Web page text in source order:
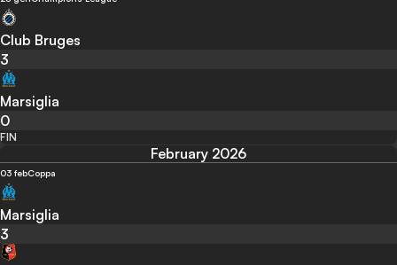
Club Bruges
3
Marsiglia
0
FIN
February 2026
03 febCoppa
Marsiglia
3